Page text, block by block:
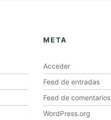
META
Acceder
Feed de entradas
Feed de comentarios
WordPress.org